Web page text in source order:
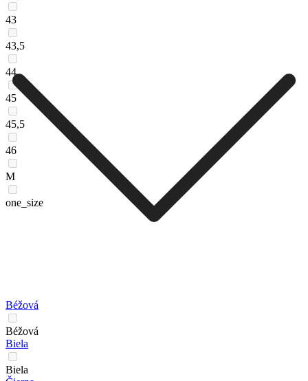
43
43,5
44
45
45,5
46
M
one_size
Béžová
Béžová
Biela
Biela